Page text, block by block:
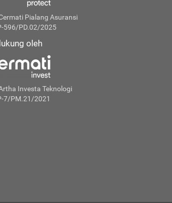
Pialang Asuransi
596/PD.02/2025
oleh
Investa Teknologi
7/PM.21/2021